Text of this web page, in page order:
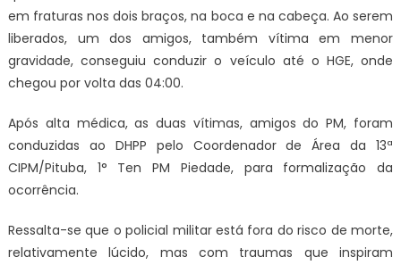
em fraturas nos dois braços, na boca e na cabeça. Ao serem
liberados, um dos amigos, também vítima em menor
gravidade, conseguiu conduzir o veículo até o HGE, onde
chegou por volta das 04:00.
Após alta médica, as duas vítimas, amigos do PM, foram
conduzidas ao DHPP pelo Coordenador de Área da 13ª
CIPM/Pituba, 1° Ten PM Piedade, para formalização da
ocorrência.
Ressalta-se que o policial militar está fora do risco de morte,
relativamente lúcido, mas com traumas que inspiram